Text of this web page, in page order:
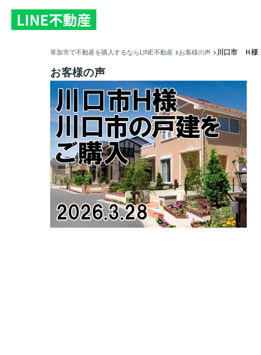
草加市で不動産を購入するならLINE不動産 お客様の声 川口市 Ｈ様
お客様の声